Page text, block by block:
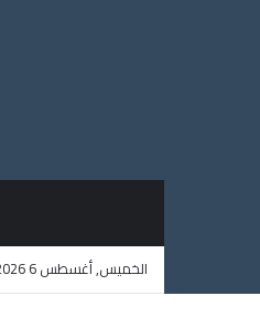
الخميس, أغسطس 6 2026